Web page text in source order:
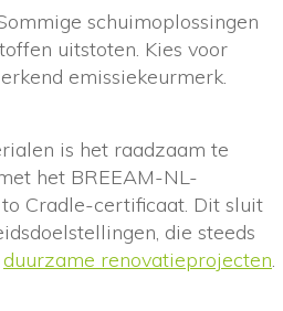
schuimoplossingen
uitstoten. Kies voor
emissiekeurmerk.
is het raadzaam te
het BREEAM-NL-
Cradle-certificaat. Dit sluit
die steeds
duurzame renovatieprojecten.